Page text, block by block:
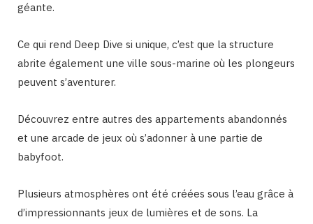
géante.
Ce qui rend Deep Dive si unique, c’est que la structure
abrite également une ville sous-marine où les plongeurs
peuvent s’aventurer.
Découvrez entre autres des appartements abandonnés
et une arcade de jeux où s’adonner à une partie de
babyfoot.
Plusieurs atmosphères ont été créées sous l’eau grâce à
d’impressionnants jeux de lumières et de sons. La